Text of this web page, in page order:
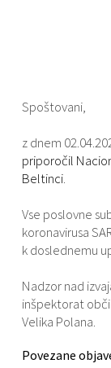
Spoštovani,
z dnem
priporočil
Beltinci.
Vse poslovne
koronavirusa
k doslednemu
Nadzor nad
inšpektorat
Velika Polana.
Povezane
Galerija slik
Prostorski akti
Projekti občine